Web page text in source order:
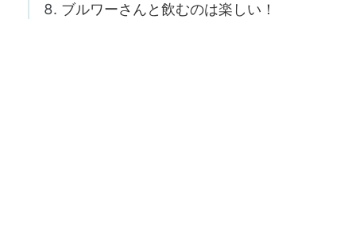
ブルワーさんと飲むのは楽しい！